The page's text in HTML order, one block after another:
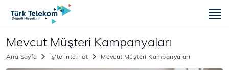
Mevcut Müşteri Kampanyaları
Ana Sayfa İş’te İnternet Mevcut Müşteri Kampanyaları